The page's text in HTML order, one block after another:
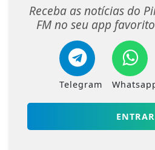
Receba as notícias do
FM no seu app
Telegram
ENTRAR